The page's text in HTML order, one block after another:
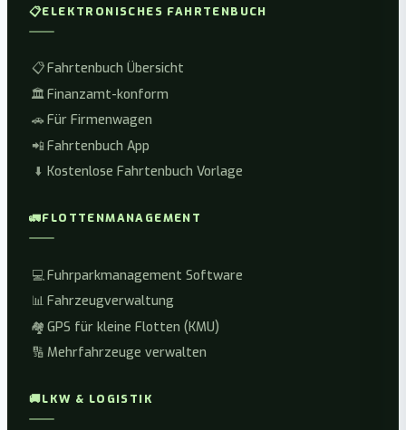
📋ELEKTRONISCHES FAHRTENBUCH
📋Fahrtenbuch Übersicht
🏛️Finanzamt-konform
🚗 Für Firmenwagen
📲 Fahrtenbuch App
⬇️ Kostenlose Fahrtenbuch Vorlage
🚛FLOTTENMANAGEMENT
💻Fuhrparkmanagement Software
📊 Fahrzeugverwaltung
🏘️ GPS für kleine Flotten (KMU)
🔢 Mehrfahrzeuge verwalten
🚚LKW & LOGISTIK